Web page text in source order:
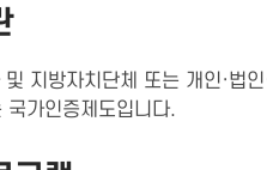
지방자치단체 또는 개인·법
국가인증제도입니다.